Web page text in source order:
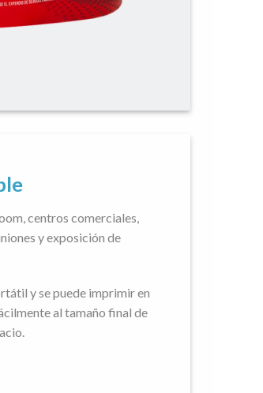
centros comerciales,
y exposición de
y se puede imprimir en
al tamaño final de